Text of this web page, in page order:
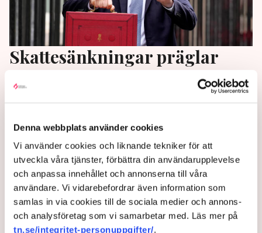
Denna webbplats använder cookies
Vi använder cookies och liknande tekniker för att
utveckla våra tjänster, förbättra din användarupplevelse
och anpassa innehållet och annonserna till våra
användare. Vi vidarebefordrar även information som
samlas in via cookies till de sociala medier och annons-
och analysföretag som vi samarbetar med. Läs mer på
tn.se/integritet-personuppgifter/.
Skattesänkningar präglar
brittisk "mini-budget"
Rejäla skattesänkningar för att få fart på
högerflanken i de egna leden.
2 years ago | Av: TT